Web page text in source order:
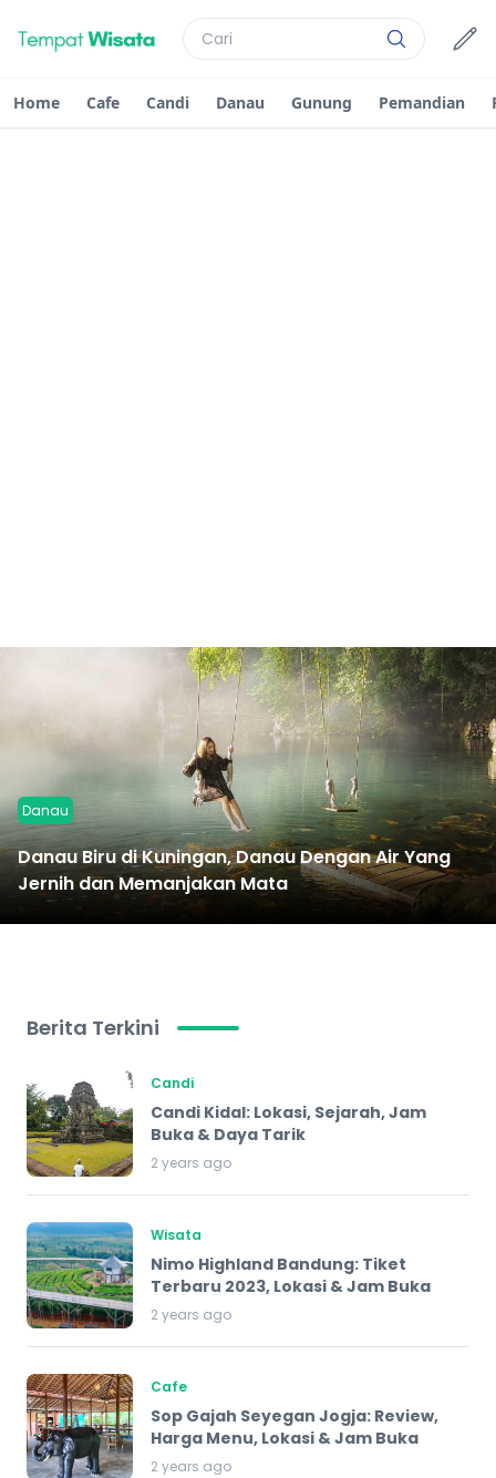
Home Cafe Candi Danau Gunung Pemandian
Danau
Danau Biru di Kuningan, Danau Dengan Air Yang
Jernih dan Memanjakan Mata
Berita Terkini
Candi
Candi Kidal: Lokasi, Sejarah, Jam
Buka & Daya Tarik
2 years ago
Wisata
Nimo Highland Bandung: Tiket
Terbaru 2023, Lokasi & Jam Buka
2 years ago
Cafe
Sop Gajah Seyegan Jogja: Review,
Harga Menu, Lokasi & Jam Buka
2 years ago